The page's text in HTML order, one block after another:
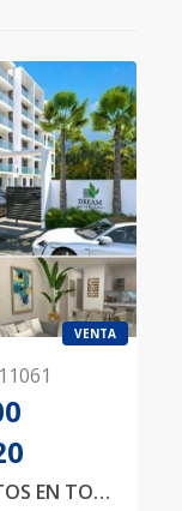
VENTA
11061
VENTA APARTAMENTOS EN TORRE DE 6 NIVELES EN LOS RIELES